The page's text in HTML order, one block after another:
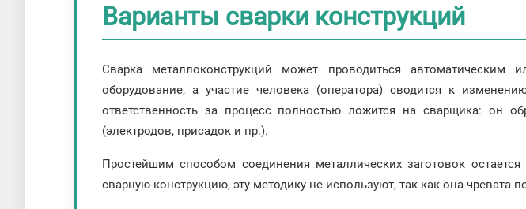
Варианты сварки конструкций
Сварка металлоконструкций может проводиться
оборудование, а участие человека (оператора) сводится к
ответственность за процесс полностью ложится на сварщика: он
(электродов, присадок и пр.).
Простейшим способом соединения металлических заготовок
сварную конструкцию, эту методику не используют, так как она чревата